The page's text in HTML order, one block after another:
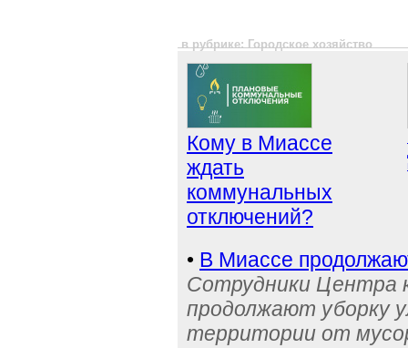
в рубрике: Городское хозяйство
Кому в Миассе
ждать
коммунальных
отключений?
• В Миассе
Сотрудники Центра
продолжают уборку
территории от